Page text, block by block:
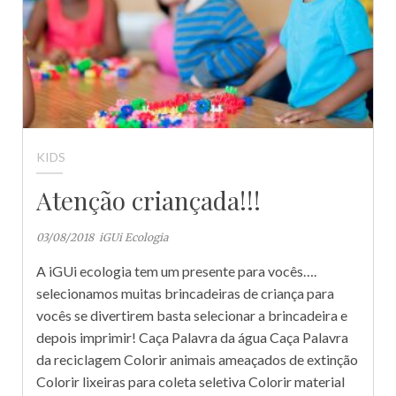
KIDS
Atenção criançada!!!
03/08/2018 iGUi Ecologia
A iGUi ecologia tem um presente para vocês….
selecionamos muitas brincadeiras de criança para
vocês se divertirem basta selecionar a brincadeira e
depois imprimir! Caça Palavra da água Caça Palavra
da reciclagem Colorir animais ameaçados de extinção
Colorir lixeiras para coleta seletiva Colorir material